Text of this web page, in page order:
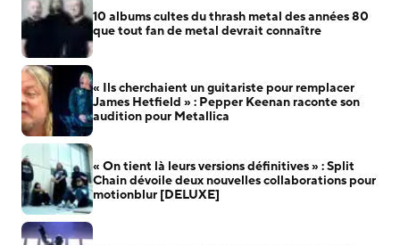
10 albums cultes du thrash metal des années 80
que tout fan de metal devrait connaître
« Ils cherchaient un guitariste pour remplacer
James Hetfield » : Pepper Keenan raconte son
audition pour Metallica
« On tient là leurs versions définitives » : Split
Chain dévoile deux nouvelles collaborations pour
motionblur [DELUXE]